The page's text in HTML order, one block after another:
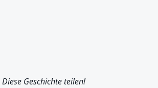
Diese Geschichte teilen!